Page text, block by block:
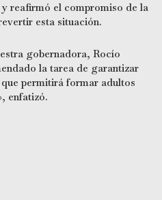
reafirmó el compromiso de la
esta situación.
gobernadora, Rocío
la tarea de garantizar
permitirá formar adultos
enfatizó.